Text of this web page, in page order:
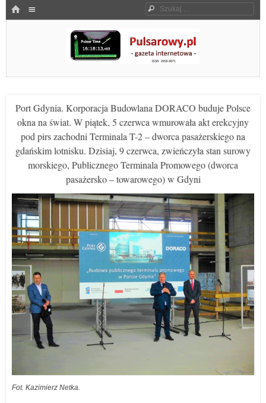
HOME Szukaj
Pulsarowy.pl
Port Gdynia. Korporacja Budowlana DORACO buduje Polsce
okna na świat. W piątek, 5 czerwca wmurowała akt erekcyjny
pod pirs zachodni Terminala T-2 – dworca pasażerskiego na
gdańskim lotnisku. Dzisiaj, 9 czerwca, zwieńczyła stan surowy
morskiego, Publicznego Terminala Promowego (dworca
pasażersko – towarowego) w Gdyni
Fot. Kazimierz Netka.